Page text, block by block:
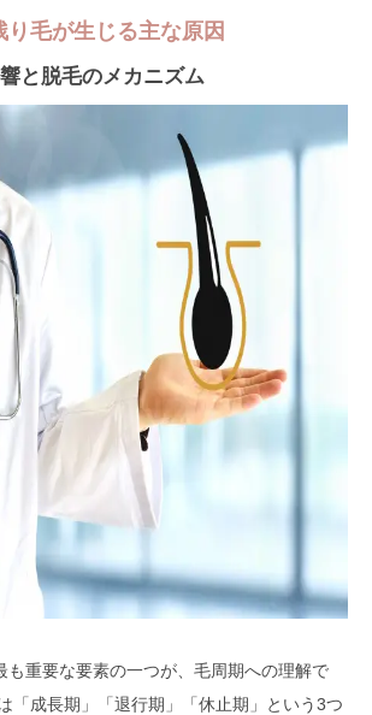
り毛が生じる主な原因
と脱毛のメカニズム
も重要な要素の一つが、毛周期への理解で
「成長期」「退行期」「休止期」という3つ